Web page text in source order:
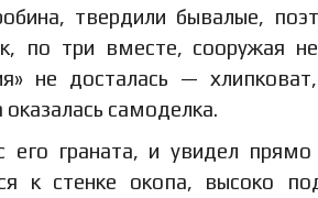
твердили бывалые,
по три вместе, сооружая
не досталась —
самоделка.
его граната, и увидел
к стенке окопа, высоко